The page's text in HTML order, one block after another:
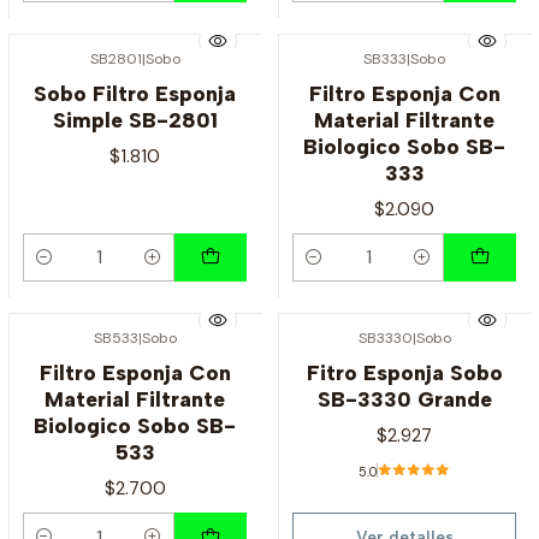
SB2801|Sobo
Sobo Filtro Esponja
Simple SB-2801
$1.810
Cantidad
SB333|Sobo
Filtro Esponja Con
Material Filtrante
Biologico Sobo SB-
333
$2.090
Cantidad
SB533|Sobo
Filtro Esponja Con
Material Filtrante
Biologico Sobo SB-
533
$2.700
SB3330|Sobo
Fitro Esponja Sobo
SB-3330 Grande
$2.927
5.0